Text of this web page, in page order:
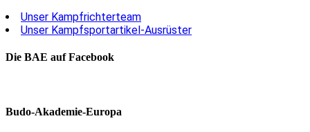
Unser Kampfrichterteam
Unser Kampfsportartikel-Ausrüster
Die BAE auf Facebook
Budo-Akademie-Europa